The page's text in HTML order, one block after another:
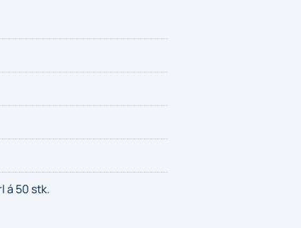
á 50 stk.